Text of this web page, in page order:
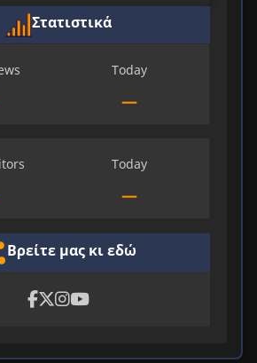
Στατιστικά
Today
—
Today
—
Βρείτε μας κι εδώ